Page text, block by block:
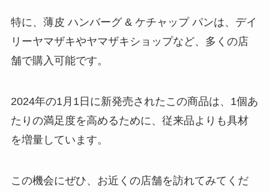
る？口コミでのレビューは？
特に、薄皮 ハンバーグ & ケチャップ パンは、デイ
リーヤマザキやヤマザキショップなど、多くの店
舗で購入可能です。
2024年の1月1日に新発売されたこの商品は、1個あ
たりの満足度を高めるために、従来品よりも具材
を増量しています。
この機会にぜひ、お近くの店舗を訪れてみてくだ